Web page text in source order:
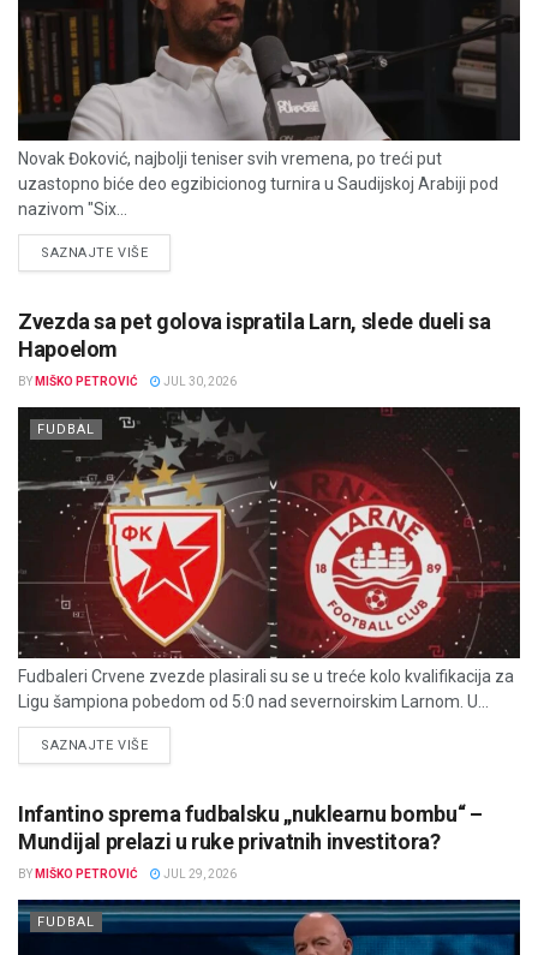
Novak Đoković, najbolji teniser svih vremena, po treći put
uzastopno biće deo egzibicionog turnira u Saudijskoj Arabiji pod
nazivom "Six...
SAZNAJTE VIŠEDETAILS
Zvezda sa pet golova ispratila Larn, slede dueli sa
Hapoelom
BY MIŠKO PETROVIĆ JUL 30, 2026
FUDBAL
Fudbaleri Crvene zvezde plasirali su se u treće kolo kvalifikacija za
Ligu šampiona pobedom od 5:0 nad severnoirskim Larnom. U...
SAZNAJTE VIŠEDETAILS
Infantino sprema fudbalsku „nuklearnu bombu“ –
Mundijal prelazi u ruke privatnih investitora?
BY MIŠKO PETROVIĆ JUL 29, 2026
FUDBAL